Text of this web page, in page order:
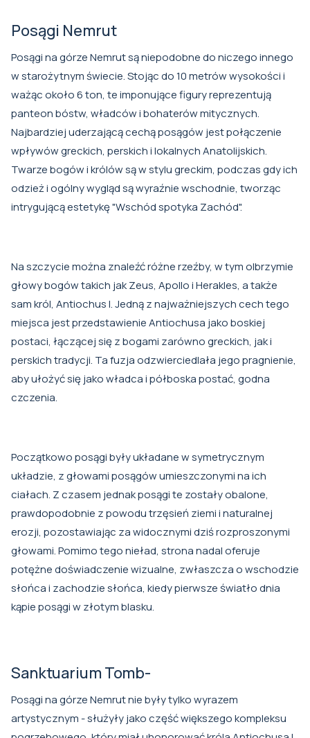
Posągi Nemrut
Posągi na górze Nemrut są niepodobne do niczego innego
w starożytnym świecie. Stojąc do 10 metrów wysokości i
ważąc około 6 ton, te imponujące figury reprezentują
panteon bóstw, władców i bohaterów mitycznych.
Najbardziej uderzającą cechą posągów jest połączenie
wpływów greckich, perskich i lokalnych Anatolijskich.
Twarze bogów i królów są w stylu greckim, podczas gdy ich
odzież i ogólny wygląd są wyraźnie wschodnie, tworząc
intrygującą estetykę "Wschód spotyka Zachód".
Na szczycie można znaleźć różne rzeźby, w tym olbrzymie
głowy bogów takich jak Zeus, Apollo i Herakles, a także
sam król, Antiochus I. Jedną z najważniejszych cech tego
miejsca jest przedstawienie Antiochusa jako boskiej
postaci, łączącej się z bogami zarówno greckich, jak i
perskich tradycji. Ta fuzja odzwierciedlała jego pragnienie,
aby ułożyć się jako władca i półboska postać, godna
czczenia.
Początkowo posągi były układane w symetrycznym
układzie, z głowami posągów umieszczonymi na ich
ciałach. Z czasem jednak posągi te zostały obalone,
prawdopodobnie z powodu trzęsień ziemi i naturalnej
erozji, pozostawiając za widocznymi dziś rozproszonymi
głowami. Pomimo tego nieład, strona nadal oferuje
potężne doświadczenie wizualne, zwłaszcza o wschodzie
słońca i zachodzie słońca, kiedy pierwsze światło dnia
kąpie posągi w złotym blasku.
Sanktuarium Tomb-
Posągi na górze Nemrut nie były tylko wyrazem
artystycznym - służyły jako część większego kompleksu